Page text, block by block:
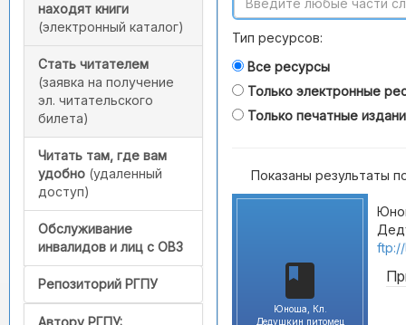
находят книги
(электронный каталог)
Стать читателем
(заявка на получение
эл. читательского
билета)
Читать там, где вам
удобно (удаленный
доступ)
Обслуживание
инвалидов и лиц с ОВЗ
Репозиторий РГПУ
Тип ресурсов:
Все ресурсы
Только электронные
Только печатные
Показаны результаты
Юноша, Кл.
Дедушкин питомец